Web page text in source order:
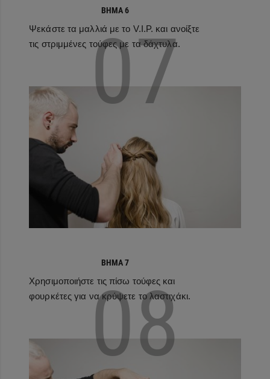
ΒΉΜΑ 6
Ψεκάστε τα μαλλιά με το V.I.P. και ανοίξτε
τις στριμμένες τούφες με τα δάχτυλα.
07
ΒΉΜΑ 7
Χρησιμοποιήστε τις πίσω τούφες και
φουρκέτες για να κρύψετε το λαστιχάκι.
08